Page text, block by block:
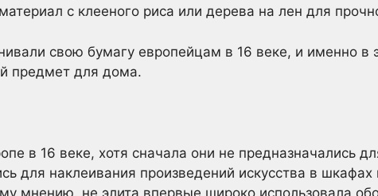
с клееного риса или дерева на лен для
свою бумагу европейцам в 16 веке, и именно в
предмет для дома.
в 16 веке, хотя сначала они не предназначались
для наклеивания произведений искусства в
мнению, не элита впервые широко использовала